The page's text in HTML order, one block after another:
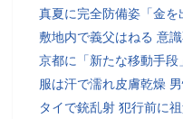
真夏に完全防備姿「金を
敷地内で義父はねる 意
京都に「新たな移動手段
服は汗で濡れ皮膚乾燥
タイで銃乱射 犯行前に